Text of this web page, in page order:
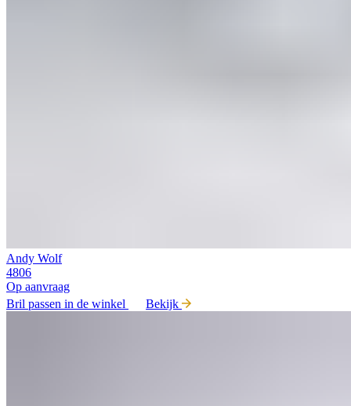
Andy Wolf
4806
Op aanvraag
Bril passen in de winkel
Bekijk